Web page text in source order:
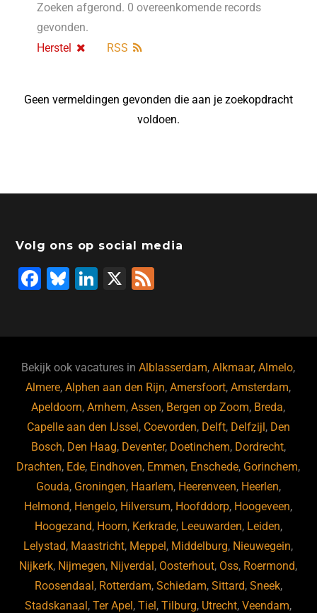
Zoeken afgerond. 0 overeenkomende records
gevonden.
Herstel
RSS
Geen vermeldingen gevonden die aan je zoekopdracht
voldoen.
Volg ons op social media
F
b
o
o
k
Bl
ky
Li
dI
n
X
Bekijk ook vacatures inAlblasserdam,Alkmaar,Almelo,
Almere,Alphen aan den Rijn,Amersfoort,Amsterdam,
Apeldoorn,Arnhem,Assen, Bergen op Zoom, Breda,
Capelle aan den IJssel , Coevorden, Delft, Delfzijl , Den
Bosch, Den Haag, Deventer, Doetinchem, Dordrecht,
Drachten, Ede, Eindhoven, Emmen, Enschede, Gorinchem,
Gouda, Groningen, Haarlem, Heerenveen, Heerlen,
Helmond, Hengelo, Hilversum, Hoofddorp, Hoogeveen,
Hoogezand, Hoorn, Kerkrade, Leeuwarden, Leiden,
Lelystad, Maastricht, Meppel , Middelburg, Nieuwegein,
Nijkerk, Nijmegen, Nijverdal , Oosterhout, Oss, Roermond,
Roosendaal , Rotterdam, Schiedam, Sittard, Sneek,
Stadskanaal ,Ter Apel ,Tiel ,Tilburg, Utrecht,Veendam,